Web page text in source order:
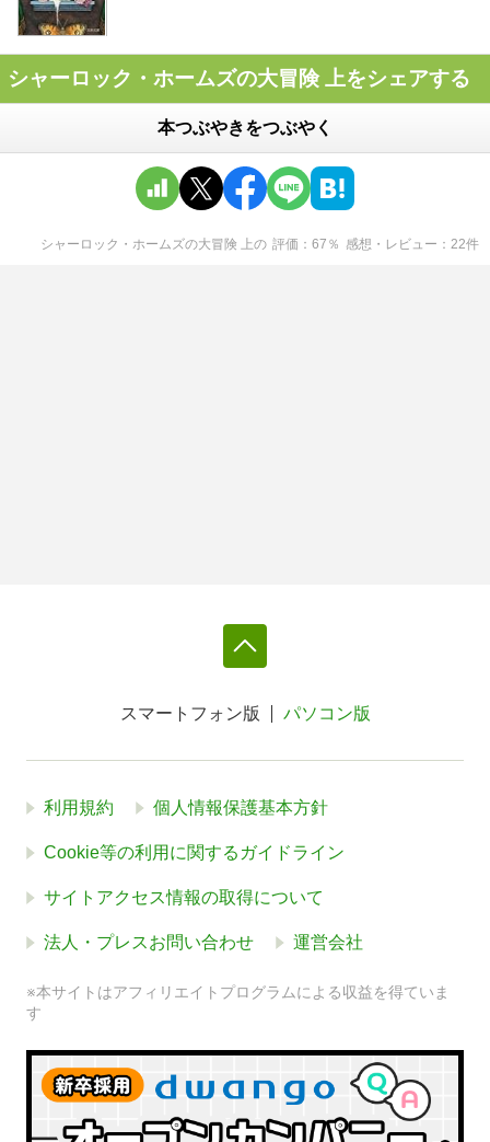
シャーロック・ホームズの大冒険 上をシェアする
本つぶやきをつぶやく
シャーロック・ホームズの大冒険 上の 評価 67 ％ 感想・レビュー 22件
スマートフォン版 パソコン版
利用規約 個人情報保護基本方針
Cookie等の利用に関するガイドライン
サイトアクセス情報の取得について
法人・プレスお問い合わせ 運営会社
※本サイトはアフィリエイトプログラムによる収益を得ていま
す